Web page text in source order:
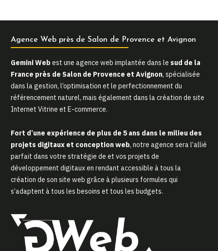
Agence Web près de Salon de Provence et Avignon
Gemini Web est une agence web implantée dans le sud de la
France près de Salon de Provence et Avignon, spécialisée
dans la gestion, l’optimisation et le perfectionnement du
référencement naturel, mais également dans la création de site
Internet Vitrine et E-commerce.
Fort d’une expérience de plus de 5 ans dans le milieu des
projets digitaux et conception web, notre agence sera l’allié
parfait dans votre stratégie de et vos projets de
développement digitaux en rendant accessible à tous la
création de son site web grâce à plusieurs formules qui
s’adaptent à tous les besoins et tous les budgets.